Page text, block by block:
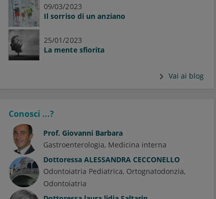
09/03/2023
Il sorriso di un anziano
25/01/2023
La mente sfiorita
Vai ai blog
Conosci ...?
Prof. Giovanni Barbara
Gastroenterologia Medicina interna
Dottoressa ALESSANDRA CECCONELLO
Odontoiatria Pediatrica Ortognatodonzia
Odontoiatria